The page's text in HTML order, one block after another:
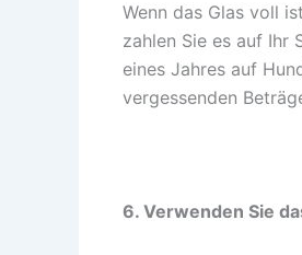
Wenn das Glas voll
zahlen Sie es auf Ihr
eines Jahres auf
vergessenden
6. Verwenden Sie